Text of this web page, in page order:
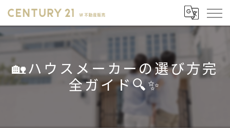
🏡ハウスメーカーの選び方完
全ガイド🔍✨